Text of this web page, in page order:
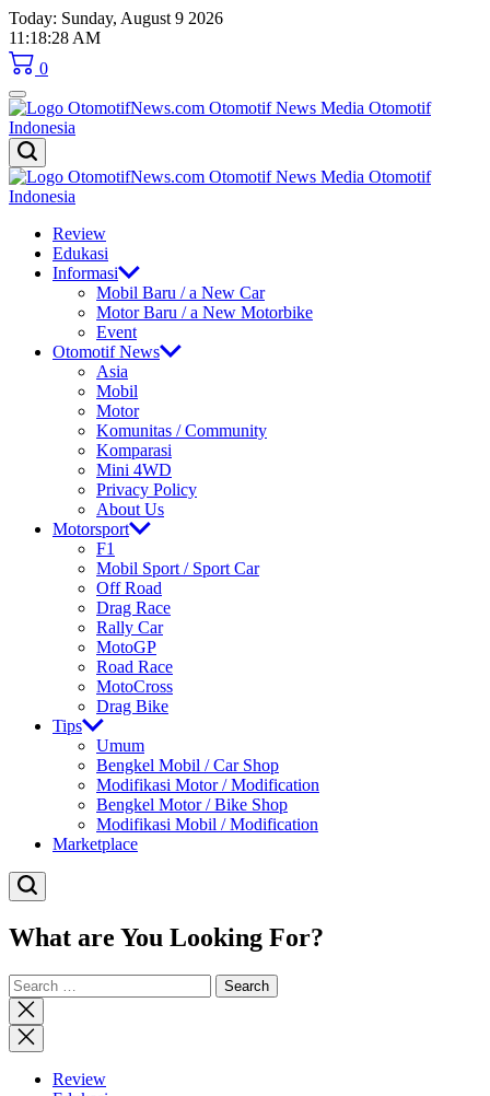
Skip
to
content
Today: Sunday, August 9 2026
11 :18:28 AM
0
OtomotifNews.com
OtomotifNews.com
Review
Edukasi
Informasi
Mobil Baru / a New Car
Motor Baru / a New Motorbike
Event
Otomotif News
Asia
Mobil
Motor
Komunitas / Community
Komparasi
Mini 4WD
Privacy Policy
About Us
Motorsport
F1
Mobil Sport / Sport Car
Off Road
Drag Race
Rally Car
MotoGP
Road Race
MotoCross
Drag Bike
Tips
Umum
Bengkel Mobil / Car Shop
Modifikasi Motor / Modification
Bengkel Motor / Bike Shop
Modifikasi Mobil / Modification
Marketplace
What are You Looking For?
Search
for:
Close
search
Review